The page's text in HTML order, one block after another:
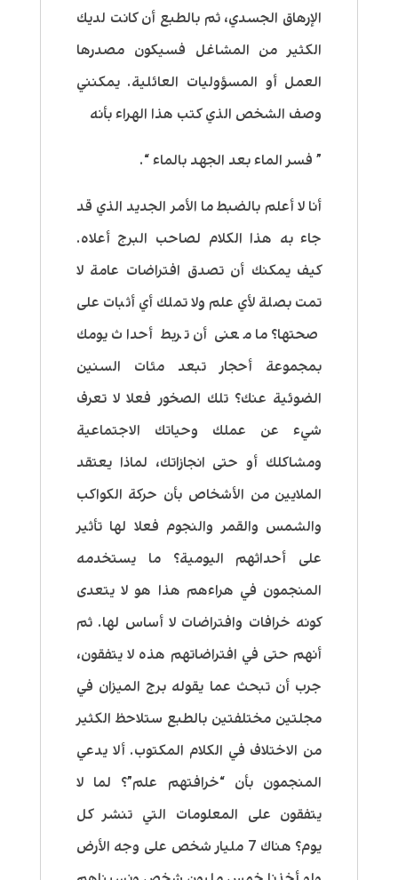
الإرهاق الجسدي، ثم بالطبع أن كانت لديك
الكثير من المشاغل فسيكون مصدرها
العمل أو المسؤوليات العائلية. يمكنني
وصف الشخص الذي كتب هذا الهراء بأنه
” فسر الماء بعد الجهد بالماء “.
أنا لا أعلم بالضبط ما الأمر الجديد الذي قد
جاء به هذا الكلام لصاحب البرج أعلاه.
كيف يمكنك أن تصدق افتراضات عامة لا
تمت بصلة لأي علم ولا تملك أي أثبات على
صحتها؟ ما معنى أن تربط أحداث يومك
بمجموعة أحجار تبعد مئات السنين
الضوئية عنك؟ تلك الصخور فعلا لا تعرف
شيء عن عملك وحياتك الاجتماعية
ومشاكلك أو حتى انجازاتك، لماذا يعتقد
الملايين من الأشخاص بأن حركة الكواكب
والشمس والقمر والنجوم فعلا لها تأثير
على أحداثهم اليومية؟ ما يستخدمه
المنجمون في هراءهم هذا هو لا يتعدى
كونه خرافات وافتراضات لا أساس لها. ثم
أنهم حتى في افتراضاتهم هذه لا يتفقون،
جرب أن تبحث عما يقوله برج الميزان في
مجلتين مختلفتين بالطبع ستلاحظ الكثير
من الاختلاف في الكلام المكتوب. ألا يدعي
المنجمون بأن “خرافتهم علم”؟ لما لا
يتفقون على المعلومات التي تنشر كل
يوم؟ هناك 7 مليار شخص على وجه الأرض